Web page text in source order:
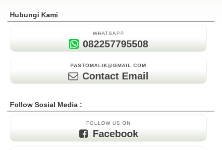
Hubungi Kami
WHATSAPP
082257795508
PASTOMALIK@GMAIL.COM
Contact Email
Follow Sosial Media :
FOLLOW US ON
Facebook